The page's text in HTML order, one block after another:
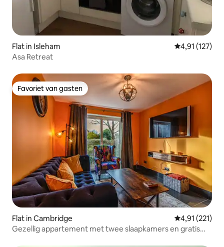
Flat in Isleham Gemiddelde
4,91 (127)
Asa Retreat
Favoriet van gasten
Favoriet van gasten
Flat in Cambridge Gemiddelde
4,91 (221)
Gezellig appartement met twee slaapkamers en gratis